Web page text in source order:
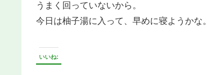
うまく回っていないから。
今日は柚子湯に入って、早めに寝ようかな。
いいね: